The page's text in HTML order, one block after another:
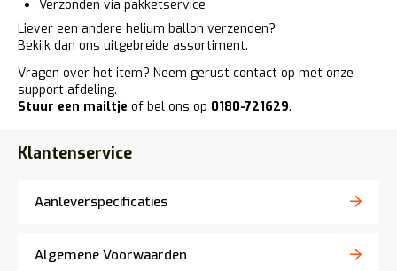
Verzonden via pakketservice
Liever een andere helium ballon verzenden?
Bekijk dan ons uitgebreide assortiment.
Vragen over het item? Neem gerust contact op met onze
support afdeling.
Stuur een mailtje of bel ons op 0180-721629.
Klantenservice
Aanleverspecificaties
Algemene Voorwaarden